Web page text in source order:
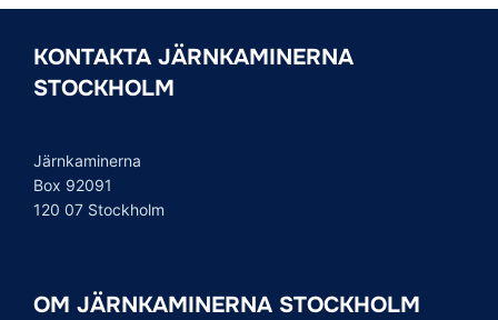
KONTAKTA JÄRNKAMINERNA
STOCKHOLM
Järnkaminerna
Box 92091
120 07 Stockholm
OM JÄRNKAMINERNA STOCKHOLM